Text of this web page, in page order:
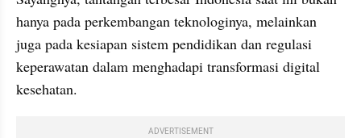
hanya pada perkembangan teknologinya, melainkan
juga pada kesiapan sistem pendidikan dan regulasi
keperawatan dalam menghadapi transformasi digital
kesehatan.
ADVERTISEMENT